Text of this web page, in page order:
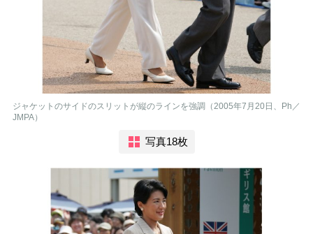
ジャケットのサイドのスリットが縦のラインを強調（2005年7月20日、Ph／
JMPA）
写真18枚